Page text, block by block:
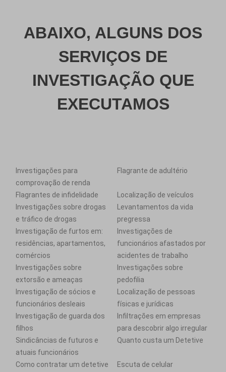
ABAIXO, ALGUNS DOS
SERVIÇOS DE
INVESTIGAÇÃO QUE
EXECUTAMOS
Investigações para
comprovação de renda
Flagrante de adultério
Flagrantes de infidelidade
Localização de veículos
Investigações sobre drogas
e tráfico de drogas
Levantamentos da vida
pregressa
Investigação de furtos em:
residências, apartamentos,
comércios
Investigações de
funcionários afastados por
acidentes de trabalho
Investigações sobre
extorsão e ameaças
Investigações sobre
pedofilia
Investigação de sócios e
funcionários desleais
Localização de pessoas
físicas e jurídicas
Investigação de guarda dos
filhos
Infiltrações em empresas
para descobrir algo irregular
Sindicâncias de futuros e
atuais funcionários
Quanto custa um Detetive
Como contratar um detetive
Escuta de celular